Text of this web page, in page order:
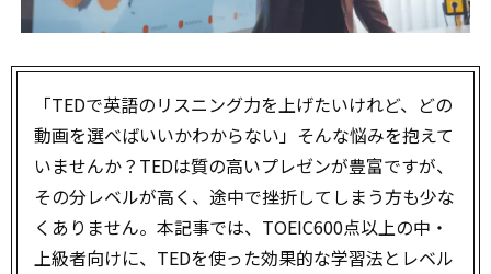
「TEDで英語のリスニング力を上げたいけれど、どの
動画を選べばいいかわからない」そんな悩みを抱えて
いませんか？TEDは質の高いプレゼンが豊富ですが、
その分レベルが高く、途中で挫折してしまう方も少な
くありません。本記事では、TOEIC600点以上の中・
上級者向けに、TEDを使った効果的な学習法とレベル